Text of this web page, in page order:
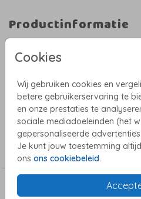
Cookies
Wij gebruiken cookies en
betere gebruikerservaring te
en onze prestaties te
sociale mediadoeleinden (het
gepersonaliseerde
Je kunt jouw toestemming
ons ons cookiebeleid.
Productinformatie
Omschrijving
Origineel geboortekaartje met winter
en geeft een mooi glimmend en luxe effect.
Heb je hulp nodig bij het ontwerpen?
willeke@studiowam.nl. Ik help je graag!
Collectie
Meisjes geboortekaartjes
Dit vind je misschien